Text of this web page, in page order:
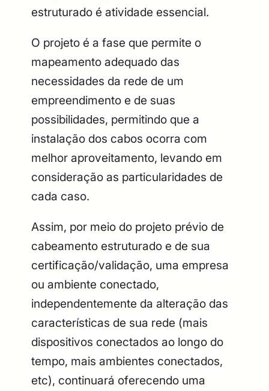
estruturado é atividade essencial.
O projeto é a fase que permite o
mapeamento adequado das
necessidades da rede de um
empreendimento e de suas
possibilidades, permitindo que a
instalação dos cabos ocorra com
melhor aproveitamento, levando em
consideração as particularidades de
cada caso.
Assim, por meio do projeto prévio de
cabeamento estruturado e de sua
certificação/validação, uma empresa
ou ambiente conectado,
independentemente da alteração das
características de sua rede (mais
dispositivos conectados ao longo do
tempo, mais ambientes conectados,
etc), continuará oferecendo uma